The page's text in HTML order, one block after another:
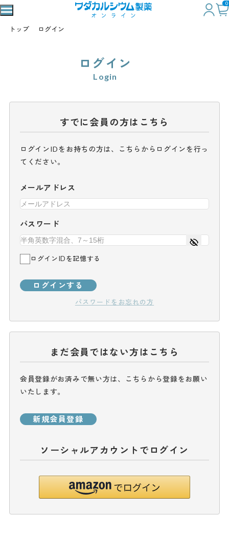
0
トップ ログイン
ログイン
Login
すでに会員の方はこちら
ログインIDをお持ちの方は、こちらからログインを行っ
てください。
メールアドレス
パスワード
ログインIDを記憶する
ログインする
パスワードをお忘れの方
まだ会員ではない方はこちら
会員登録がお済みで無い方は、こちらから登録をお願い
いたします。
新規会員登録
ソーシャルアカウントでログイン